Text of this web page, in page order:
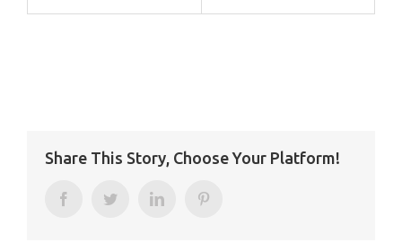
Share This Story, Choose Your Platform!
Facebook Twitter LinkedIn